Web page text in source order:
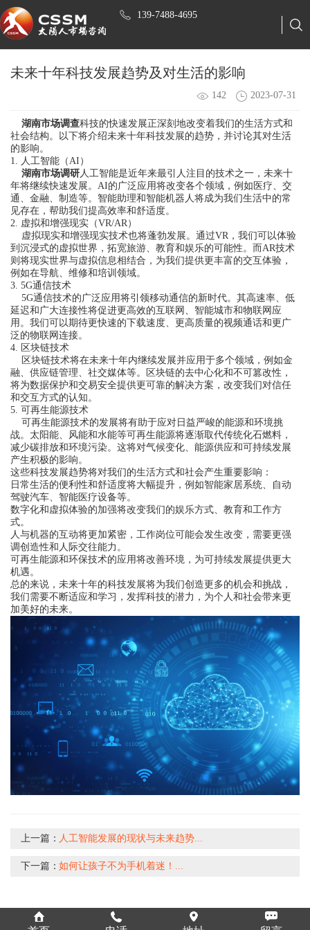
139-7488-4695
未来十年科技发展趋势及对生活的影响
142 2023-07-31
湖南市场调查科技的快速发展正深刻地改变着我们的生活方式和
社会结构。以下将介绍未来十年科技发展的趋势，并讨论其对生活
的影响。
1. 人工智能（AI）
湖南市场调研 人工智能是近年来最引人注目的技术之一，未来十
年将继续快速发展。AI的广泛应用将改变各个领域，例如医疗、交
通、金融、制造等。智能助理和智能机器人将成为我们生活中的常
见存在，帮助我们提高效率和舒适度。
2. 虚拟和增强现实（VR/AR）
虚拟现实和增强现实技术也将蓬勃发展。通过VR，我们可以体验
到沉浸式的虚拟世界，拓宽旅游、教育和娱乐的可能性。而AR技术
则将现实世界与虚拟信息相结合，为我们提供更丰富的交互体验，
例如在导航、维修和培训领域。
3. 5G通信技术
5G通信技术的广泛应用将引领移动通信的新时代。其高速率、低
延迟和广大连接性将促进更高效的互联网、智能城市和物联网应
用。我们可以期待更快速的下载速度、更高质量的视频通话和更广
泛的物联网连接。
4. 区块链技术
区块链技术将在未来十年内继续发展并应用于多个领域，例如金
融、供应链管理、社交媒体等。区块链的去中心化和不可篡改性，
将为数据保护和交易安全提供更可靠的解决方案，改变我们对信任
和交互方式的认知。
5. 可再生能源技术
可再生能源技术的发展将有助于应对日益严峻的能源和环境挑
战。太阳能、风能和水能等可再生能源将逐渐取代传统化石燃料，
减少碳排放和环境污染。这将对气候变化、能源供应和可持续发展
产生积极的影响。
这些科技发展趋势将对我们的生活方式和社会产生重要影响：
日常生活的便利性和舒适度将大幅提升，例如智能家居系统、自动
驾驶汽车、智能医疗设备等。
数字化和虚拟体验的加强将改变我们的娱乐方式、教育和工作方
式。
人与机器的互动将更加紧密，工作岗位可能会发生改变，需要更强
调创造性和人际交往能力。
可再生能源和环保技术的应用将改善环境，为可持续发展提供更大
机遇。
总的来说，未来十年的科技发展将为我们创造更多的机会和挑战，
我们需要不断适应和学习，发挥科技的潜力，为个人和社会带来更
加美好的未来。
上一篇： 人工智能发展的现状与未来趋势...
下一篇：如何让孩子不为手机着迷！...